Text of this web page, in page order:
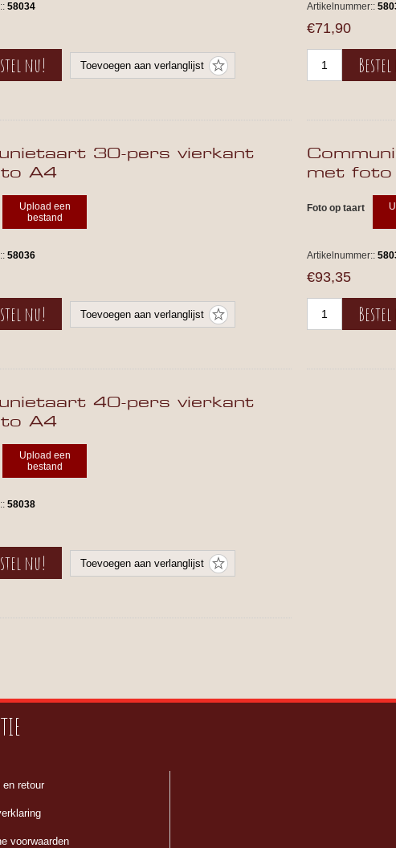
58034 Artikelnummer::
€71,90
30-pers vierkant
A4
Upload een
bestand
58036
met foto
Foto op taart
Artikelnummer::
€93,35
40-pers vierkant
A4
Upload een
bestand
58038
en retour
voorwaarden